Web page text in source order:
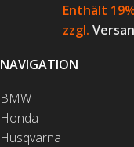
Enthält
zzgl.
NAVIGATION
BMW
Honda
Husqvarna